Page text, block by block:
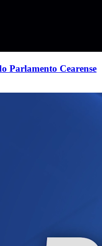
Parlamento Cearense